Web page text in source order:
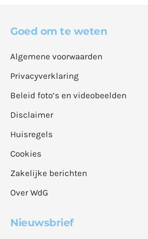
Goed om te weten
Algemene voorwaarden
Privacyverklaring
Beleid foto’s en videobeelden
Disclaimer
Huisregels
Cookies
Zakelijke berichten
Over WdG
Nieuwsbrief